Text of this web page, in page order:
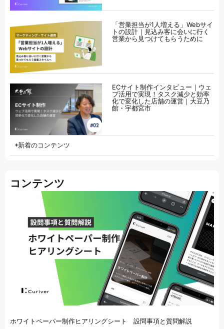
「営業担当が1人増える」Webサイ
トの設計｜見込み客に会いに行く
営業から見つけてもらうために
ECサイト制作インタビュー｜ウェ
ブ活用で実現！タスク減少と効率
化で変化した店舗の運営｜大豆乃
館・宇都宮市
新着のコンテンツ
コンテンツ
ホワイトペーパー制作ヒアリングシート 設問事項と質問解説